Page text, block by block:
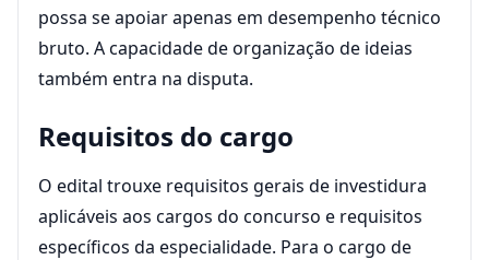
possa se apoiar apenas em desempenho técnico
bruto. A capacidade de organização de ideias
também entra na disputa.
Requisitos do cargo
O edital trouxe requisitos gerais de investidura
aplicáveis aos cargos do concurso e requisitos
específicos da especialidade. Para o cargo de